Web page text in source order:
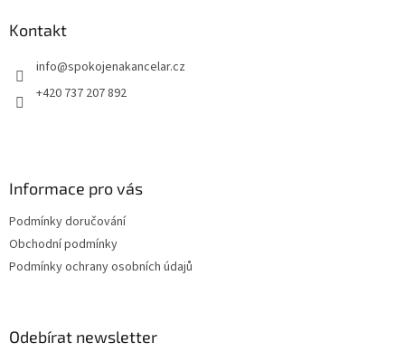
Kontakt
info@spokojenakancelar.cz
+420 737 207 892
Informace pro vás
Podmínky doručování
Obchodní podmínky
Podmínky ochrany osobních údajů
Odebírat newsletter